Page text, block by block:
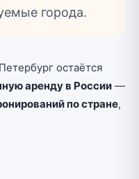
города.
остаётся
аренду в России —
по стране,